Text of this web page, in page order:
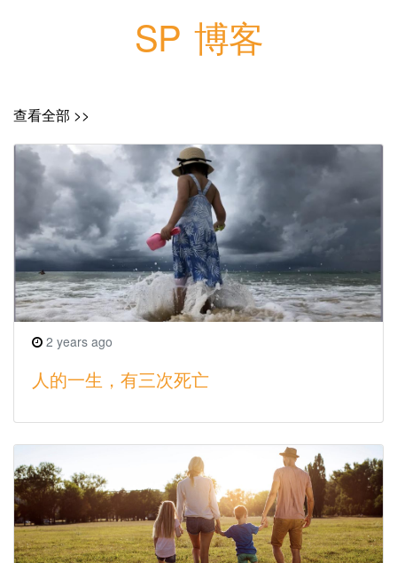
SP 博客
查看全部 >>
2 years ago
人的一生，有三次死亡